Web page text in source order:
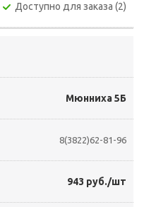
Доступно для заказа (2)
Мюнниха 5Б
8(3822)62-81-96
943 руб./шт